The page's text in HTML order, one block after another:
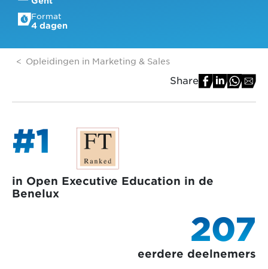
Format
4 dagen
Opleidingen in Marketing & Sales
Share
#1
in Open Executive Education in de
Benelux
207
eerdere deelnemers